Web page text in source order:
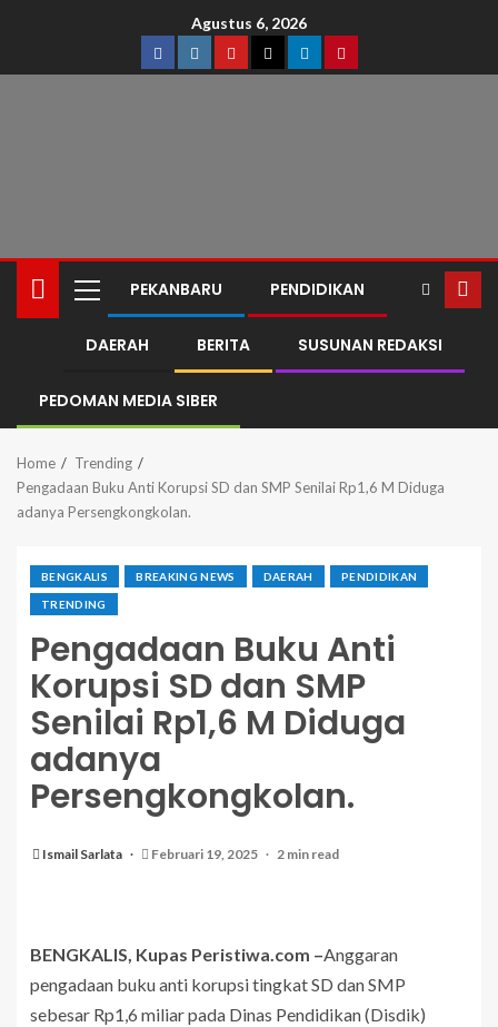
Agustus 6, 2026
PEKANBARU PENDIDIKAN
DAERAH BERITA SUSUNAN REDAKSI
PEDOMAN MEDIA SIBER
Home
Trending
Pengadaan Buku Anti Korupsi SD dan SMP Senilai Rp1,6 M Diduga
adanya Persengkongkolan.
BENGKALIS BREAKING NEWS DAERAH PENDIDIKAN
TRENDING
Pengadaan Buku Anti
Korupsi SD dan SMP
Senilai Rp1,6 M Diduga
adanya
Persengkongkolan.
Ismail Sarlata Februari 19, 2025 2 min read
BENGKALIS, Kupas Peristiwa.com –Anggaran
pengadaan buku anti korupsi tingkat SD dan SMP
sebesar Rp1,6 miliar pada Dinas Pendidikan (Disdik)